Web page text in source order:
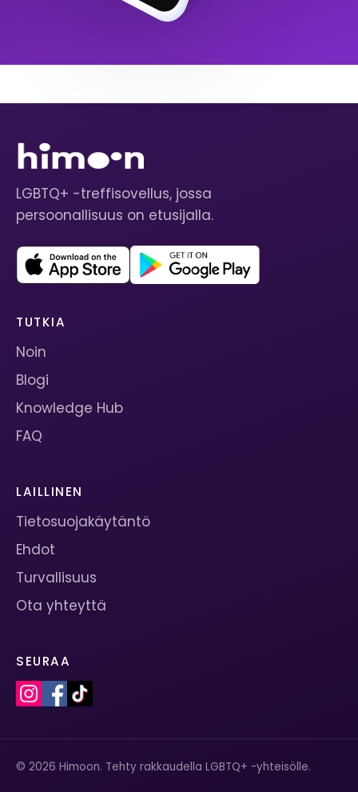
LGBTQ+ -treffisovellus, jossa
persoonallisuus on etusijalla.
TUTKIA
Noin
Blogi
Knowledge Hub
FAQ
LAILLINEN
Tietosuojakäytäntö
Ehdot
Turvallisuus
Ota yhteyttä
SEURAA
© 2026 Himoon. Tehty rakkaudella LGBTQ+ -yhteisölle.